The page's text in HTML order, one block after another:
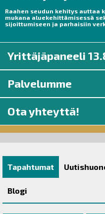
Raahen seudun kehitys auttaa
mukana aluekehittämisessä
sijoittumiseen ja parhaisiin
Yrittäjäpaneeli
Palvelumme
Ota yhteyttä!
Tapahtumat
Blogi